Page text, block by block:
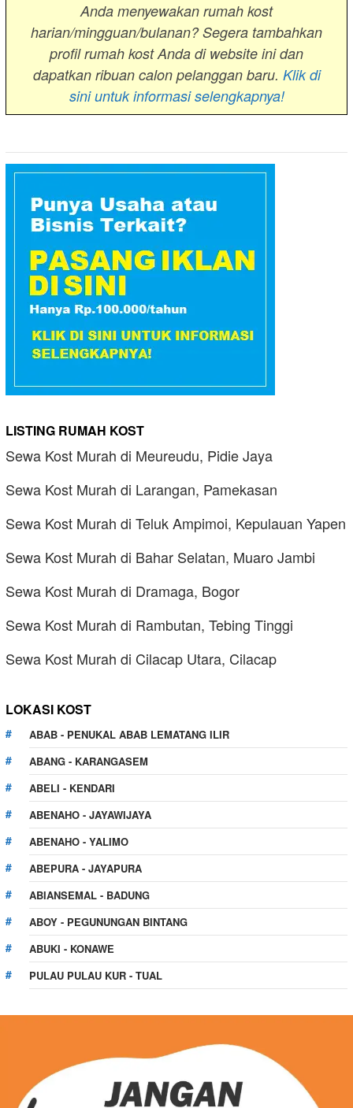
Anda menyewakan rumah kost
harian/mingguan/bulanan? Segera tambahkan
profil rumah kost Anda di website ini dan
dapatkan ribuan calon pelanggan baru. Klik di
sini untuk informasi selengkapnya!
LISTING RUMAH KOST
Sewa Kost Murah di Meureudu, Pidie Jaya
Sewa Kost Murah di Larangan, Pamekasan
Sewa Kost Murah di Teluk Ampimoi, Kepulauan Yapen
Sewa Kost Murah di Bahar Selatan, Muaro Jambi
Sewa Kost Murah di Dramaga, Bogor
Sewa Kost Murah di Rambutan, Tebing Tinggi
Sewa Kost Murah di Cilacap Utara, Cilacap
LOKASI KOST
ABAB - PENUKAL ABAB LEMATANG ILIR
ABANG - KARANGASEM
ABELI - KENDARI
ABENAHO - JAYAWIJAYA
ABENAHO - YALIMO
ABEPURA - JAYAPURA
ABIANSEMAL - BADUNG
ABOY - PEGUNUNGAN BINTANG
ABUKI - KONAWE
PULAU PULAU KUR - TUAL